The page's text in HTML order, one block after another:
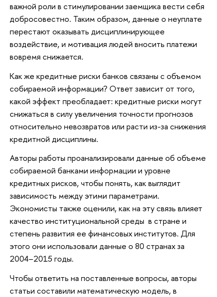
важной роли в стимулировании заемщика вести себя
добросовестно. Таким образом, данные о неуплате
перестают оказывать дисциплинирующее
воздействие, и мотивация людей вносить платежи
вовремя снижается.
Как же кредитные риски банков связаны с объемом
собираемой информации? Ответ зависит от того,
какой эффект преобладает: кредитные риски могут
снижаться в силу увеличения точности прогнозов
относительно невозвратов или расти из-за снижения
кредитной дисциплины.
Авторы работы проанализировали данные об объеме
собираемой банками информации и уровне
кредитных рисков, чтобы понять, как выглядит
зависимость между этими параметрами.
Экономисты также оценили, как на эту связь влияет
качество институциональной среды в стране и
степень развития ее финансовых институтов. Для
этого они использовали данные о 80 странах за
2004–2015 годы.
Чтобы ответить на поставленные вопросы, авторы
статьи составили математическую модель, в